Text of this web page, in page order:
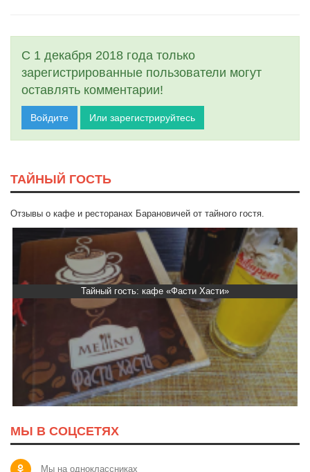
С 1 декабря 2018 года только
зарегистрированные пользователи могут
оставлять комментарии!
Войдите Или зарегистрируйтесь
ТАЙНЫЙ ГОСТЬ
Отзывы о кафе и ресторанах Барановичей от тайного гостя.
Тайный гость: кафе «Фасти Хасти»
МЫ В СОЦСЕТЯХ
Мы на одноклассниках